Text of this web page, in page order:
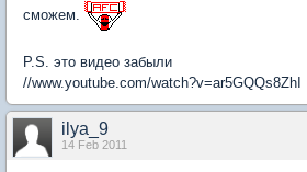
сможем.
P.S. это видео забыли
//www.youtube.com/watch?v=ar5GQQs8ZhI
ilya_9
14 Feb 2011